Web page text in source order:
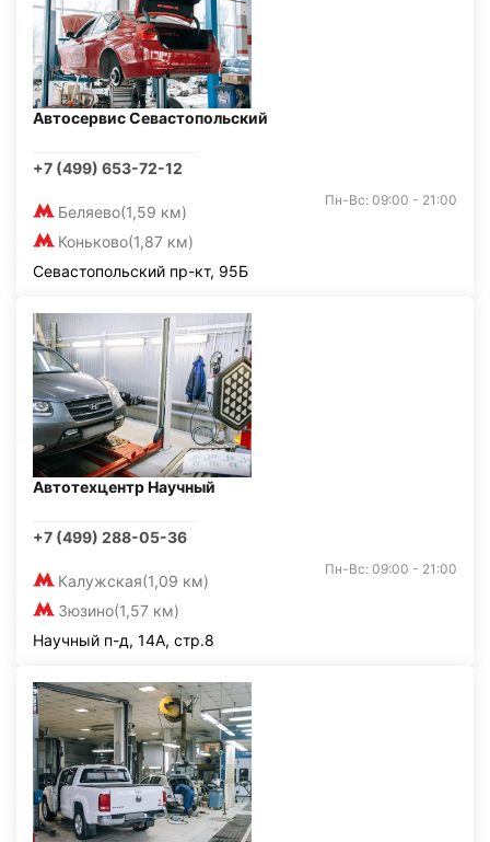
Автосервис Севастопольский
+7 (499) 653-72-12
Беляево(1,59 км)
Коньково(1,87 км)
Пн-Вс: 09:00 - 21:00
Севастопольский пр-кт, 95Б
Автотехцентр Научный
+7 (499) 288-05-36
Калужская(1,09 км)
Зюзино(1,57 км)
Пн-Вс: 09:00 - 21:00
Научный п-д, 14А, стр.8